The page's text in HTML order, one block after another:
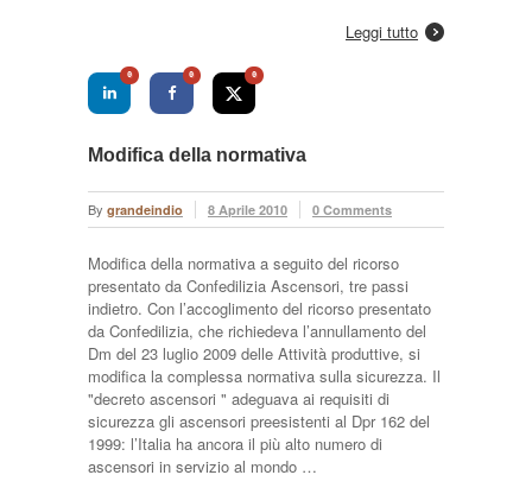
Leggi tutto
0 0 0
Modifica della normativa
By grandeindio 8 Aprile 2010 0 Comments
Modifica della normativa a seguito del ricorso
presentato da Confedilizia Ascensori, tre passi
indietro. Con l’accoglimento del ricorso presentato
da Confedilizia, che richiedeva l’annullamento del
Dm del 23 luglio 2009 delle Attività produttive, si
modifica la complessa normativa sulla sicurezza. Il
"decreto ascensori " adeguava ai requisiti di
sicurezza gli ascensori preesistenti al Dpr 162 del
1999: l’Italia ha ancora il più alto numero di
ascensori in servizio al mondo …